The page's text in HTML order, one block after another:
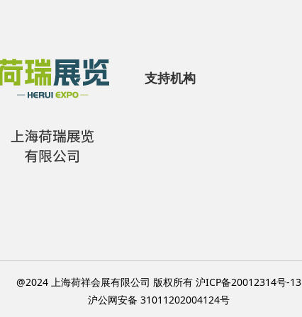
支持机构
@2024 上海荷祥会展有限公司 版权所有 沪ICP备20012314号-13
沪公网安备 31011202004124号